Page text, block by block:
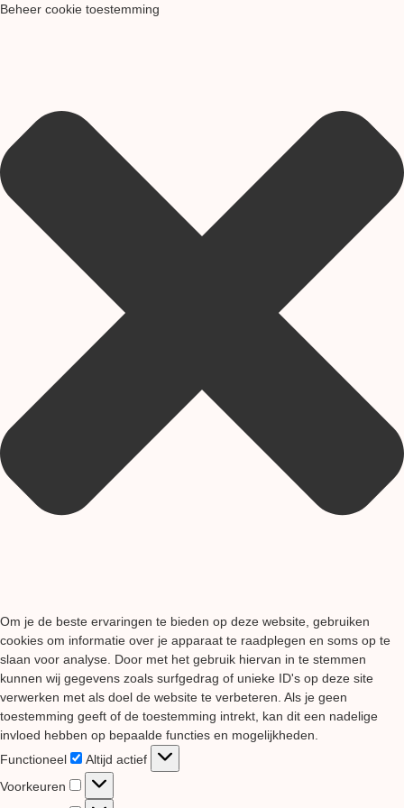
Beheer cookie toestemming
Om je de beste ervaringen te bieden op deze website, gebruiken
cookies om informatie over je apparaat te raadplegen en soms op te
slaan voor analyse. Door met het gebruik hiervan in te stemmen
kunnen wij gegevens zoals surfgedrag of unieke ID's op deze site
verwerken met als doel de website te verbeteren. Als je geen
toestemming geeft of de toestemming intrekt, kan dit een nadelige
invloed hebben op bepaalde functies en mogelijkheden.
Functioneel
Functioneel
Altijd actief
Voorkeuren
Voorkeuren